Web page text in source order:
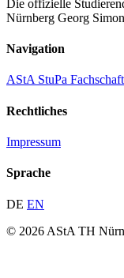
Die offizielle
Nürnberg Georg
Navigation
AStA StuPa
Rechtliches
Impressum
Sprache
DE EN
© 2026 AStA TH